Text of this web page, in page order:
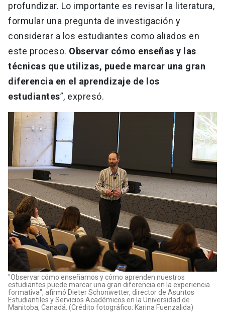
profundizar. Lo importante es revisar la literatura,
formular una pregunta de investigación y
considerar a los estudiantes como aliados en
este proceso. Observar cómo enseñas y las
técnicas que utilizas, puede marcar una gran
diferencia en el aprendizaje de los
estudiantes”, expresó.
"Observar cómo enseñamos y cómo aprenden nuestros
estudiantes puede marcar una gran diferencia en la experiencia
formativa", afirmó Dieter Schonwetter, director de Asuntos
Estudiantiles y Servicios Académicos en la Universidad de
Manitoba, Canadá. (Crédito fotográfico: Karina Fuenzalida)